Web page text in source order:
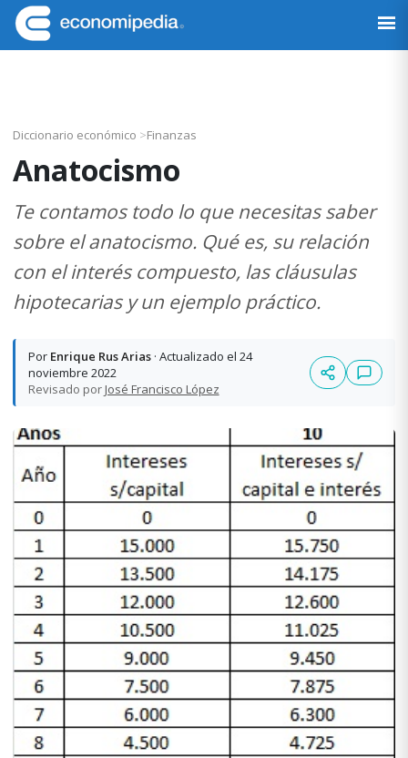
Saltar
a
la
Saltar
al
contenido
Saltar
a
la
Saltar
al
pie
Economipedia
Haciendo
Diccionario económico >Finanzas
Anatocismo
Te contamos todo lo que necesitas saber
sobre el anatocismo. Qué es, su relación
con el interés compuesto, las cláusulas
hipotecarias y un ejemplo práctico.
Por Enrique Rus Arias· Actualizado el 24
noviembre 2022
Revisado porJosé Francisco López